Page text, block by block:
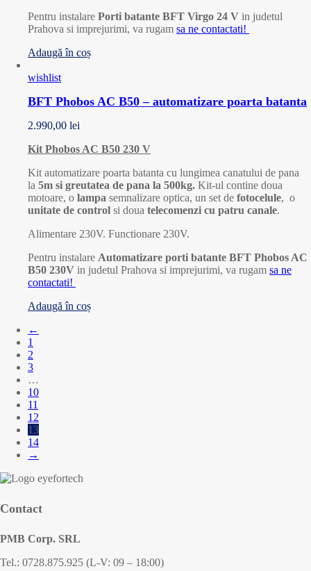
Pentru instalare Porti batante BFT Virgo 24 V in judetul
Prahova si imprejurimi, va rugam sa ne contactati!
Adaugă în coș
wishlist
BFT Phobos AC B50 – automatizare poarta batanta
2.990,00 lei
Kit Phobos AC B50 230 V
Kit automatizare poarta batanta cu lungimea canatului de pana
la 5m si greutatea de pana la 500kg. Kit-ul contine doua
motoare, o lampa semnalizare optica, un set de fotocelule, o
unitate de control si doua telecomenzi cu patru canale.
Alimentare 230V. Functionare 230V.
Pentru instalare Automatizare porti batante BFT Phobos AC
B50 230V in judetul Prahova si imprejurimi, va rugam sa ne
contactati!
Adaugă în coș
←
1
2
3
…
10
11
12
13
14
→
Contact
PMB Corp. SRL
Tel.: 0728.875.925 (L-V: 09 – 18:00)